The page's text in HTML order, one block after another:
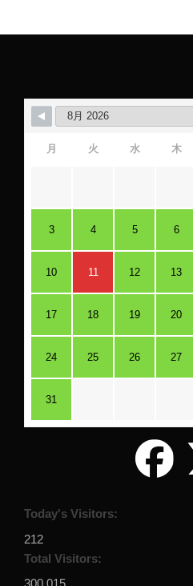
月 火 水 木
3 4 5 6
10 11 12 13
17 18 19 20
24 25 26 27
31
Today's Visitors:
212
Total Visitors: